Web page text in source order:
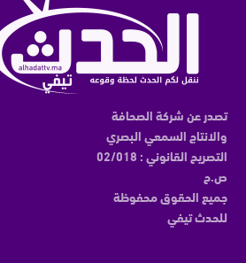
تصدر عن شركة الصحافة
والانتاج السمعي البصري
التصريح القانوني : 02/018
ص.ح
جميع الحقوق محفوظة
للحدث تيفي